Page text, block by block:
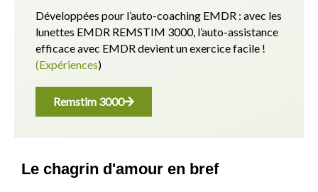
Développées pour l’auto-coaching EMDR : avec les
lunettes EMDR REMSTIM 3000, l’auto-assistance
efficace avec EMDR devient un exercice facile !
(Expériences)
Remstim 3000
Le chagrin d'amour en bref